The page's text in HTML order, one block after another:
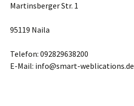
Martinsberger Str. 1
95119 Naila
Telefon: 092829638200
E-Mail: info@smart-weblications.de